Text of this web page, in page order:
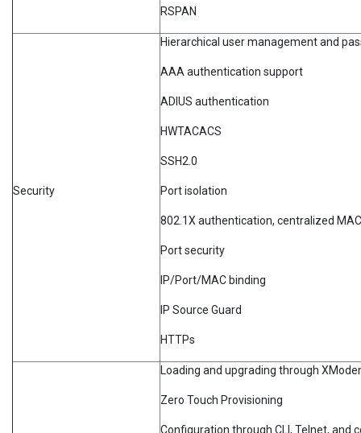
RSPAN
Security
Hierarchical user management and
AAA authentication support
ADIUS authentication
HWTACACS
SSH2.0
Port isolation
802.1X authentication, centralized
Port security
IP/Port/MAC binding
IP Source Guard
HTTPs
Loading and upgrading through
Zero Touch Provisioning
Configuration through CLI, Telnet, and